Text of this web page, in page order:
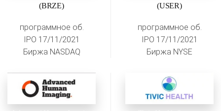
(BRZE)
программное об.
IPO 17/11/2021
Биржа NASDAQ
(USER)
программное об.
IPO 17/11/2021
Биржа NYSE